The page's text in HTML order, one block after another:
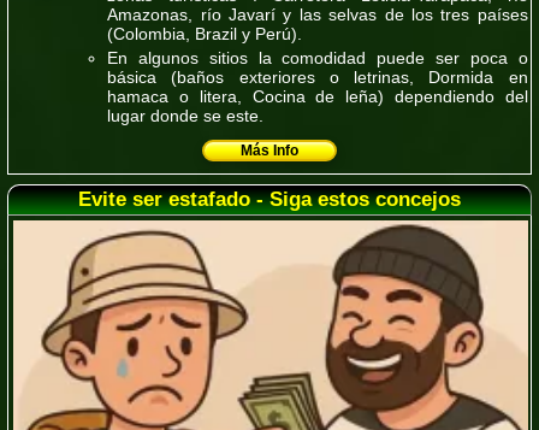
Amazonas, río Javarí y las selvas de los tres países
(Colombia, Brazil y Perú).
En algunos sitios la comodidad puede ser poca o
básica (baños exteriores o letrinas, Dormida en
hamaca o litera, Cocina de leña) dependiendo del
lugar donde se este.
Más Info
Evite ser estafado - Siga estos concejos